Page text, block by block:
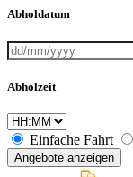
Abholdatum
Abholzeit
Einfache Fahrt
Angebote anzeigen